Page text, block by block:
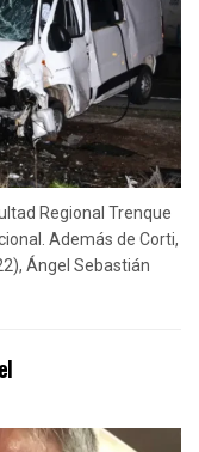
Regional Trenque
Además de Corti,
Ángel Sebastián